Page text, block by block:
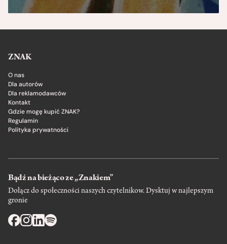
ZNAK
O nas
Dla autorów
Dla reklamodawców
Kontakt
Gdzie mogę kupić ZNAK?
Regulamin
Polityka prywatności
Bądź na bieżąco ze „Znakiem”
Dołącz do społeczności naszych czytelnikow. Dysktuj w najlepszym
gronie